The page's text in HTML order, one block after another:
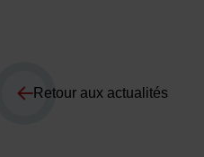
Retour aux actualités